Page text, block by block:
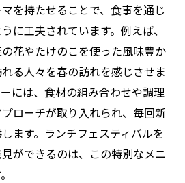
を持たせることで、食事を通じ
に工夫されています。例えば、
花やたけのこを使った風味豊か
る人々を春の訪れを感じさせま
には、食材の組み合わせや調理
ローチが取り入れられ、毎回新
ます。ランチフェスティバルを
ができるのは、この特別なメニ